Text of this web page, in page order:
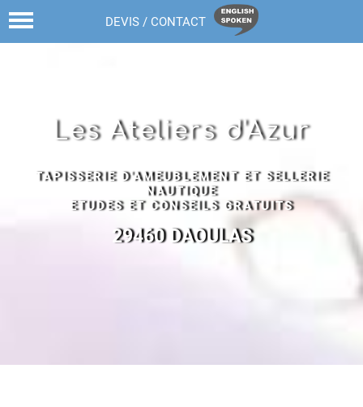
02 98 43 68 82
DEVIS / CONTACT
Les Ateliers d'Azur
TAPISSERIE D'AMEUBLEMENT ET SELLERIE
NAUTIQUE
ETUDES ET CONSEILS GRATUITS
29460 DAOULAS